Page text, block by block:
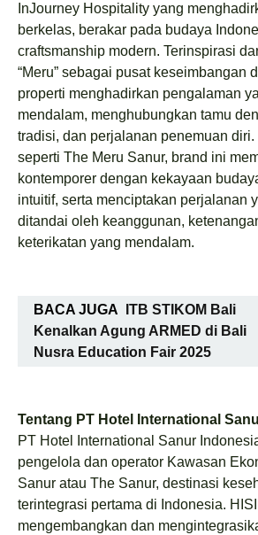
InJourney Hospitality yang
berkelas, berakar pada budaya
craftsmanship modern. Terinspirasi
“Meru” sebagai pusat keseimbangan
properti menghadirkan pengalaman
mendalam, menghubungkan tamu
tradisi, dan perjalanan penemuan
seperti The Meru Sanur, brand ini
kontemporer dengan kekayaan
intuitif, serta menciptakan perjalanan
ditandai oleh keanggunan,
keterikatan yang mendalam.
BACA JUGA
ITB STIKOM Bali
Kenalkan Agung ARMED di Bali
Nusra Education Fair 2025
Tentang PT Hotel International
PT Hotel International Sanur
pengelola dan operator Kawasan
Sanur atau The Sanur, destinasi
terintegrasi pertama di Indonesia.
mengembangkan dan